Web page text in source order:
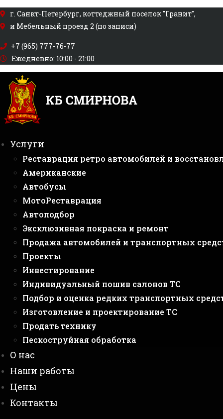
Перейти
к
г. Санкт-Петербург, коттеджный поселок "Гранит",
и Мебельный проезд 2 (по записи)
+7 (965) 777-76-77
Ежедневно: 10:00 - 21:00
Услуги
Реставрация ретро автомобилей и
Американские
Автобусы
МотоРеставрация
Автоподбор
Эксклюзивная покраска и ремонт
Продажа автомобилей и транспортных
Проекты
Инвестирование
Индивидуальный пошив салонов ТС
Подбор и оценка редких транспортных
Изготовление и проектирование ТС
Продать технику
Пескоструйная обработка
О нас
Наши работы
Цены
Контакты